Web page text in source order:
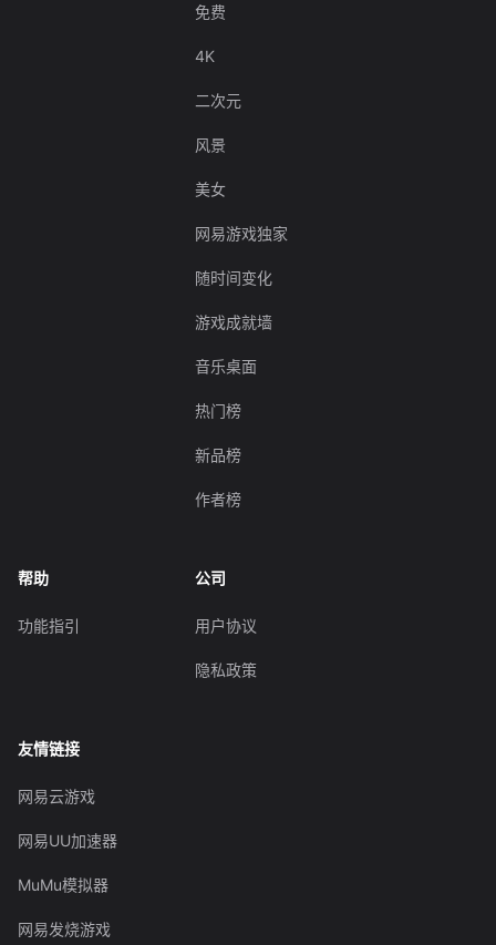
免费
4K
二次元
风景
美女
网易游戏独家
随时间变化
游戏成就墙
音乐桌面
热门榜
新品榜
作者榜
帮助
功能指引
公司
用户协议
隐私政策
友情链接
网易云游戏
网易UU加速器
MuMu模拟器
网易发烧游戏